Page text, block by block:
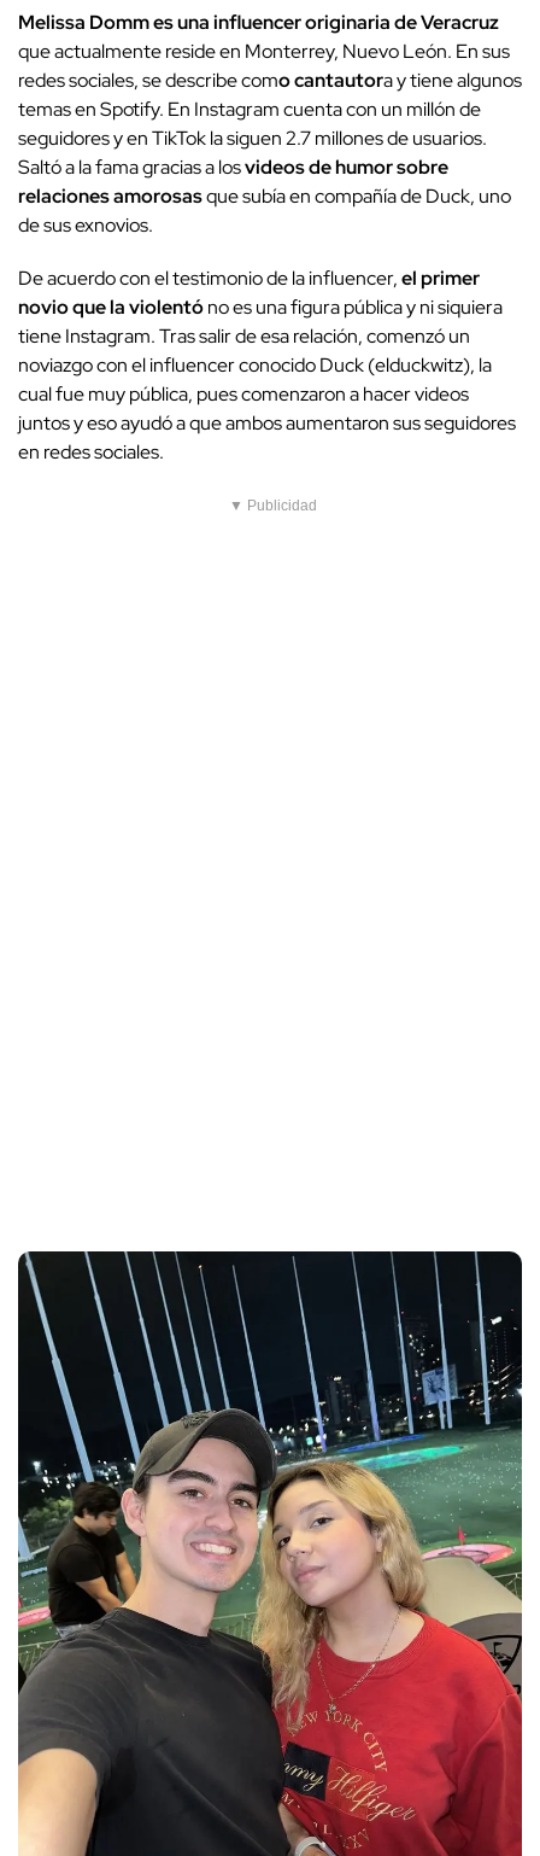
Melissa Domm es una influencer originaria de Veracruz
que actualmente reside en Monterrey, Nuevo León. En sus
redes sociales, se describe como cantautora y tiene algunos
temas en Spotify. En Instagram cuenta con un millón de
seguidores y en TikTok la siguen 2.7 millones de usuarios.
Saltó a la fama gracias a losvideos de humor sobre
relaciones amorosasque subía en compañía de Duck, uno
de sus exnovios.
De acuerdo con el testimonio de la influencer,el primer
novio que la violentóno es una figura pública y ni siquiera
tiene Instagram. Tras salir de esa relación, comenzó un
noviazgo con el influencer conocido Duck (elduckwitz), la
cual fue muy pública, pues comenzaron a hacer videos
juntos y eso ayudó a que ambos aumentaron sus seguidores
en redes sociales.
▼ Publicidad